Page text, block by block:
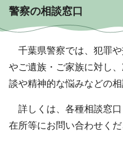
警察の相談窓口
千葉県警察では、犯罪
やご遺族・ご家族に対し
談や精神的な悩みなどの相
詳しくは、各種相談窓
在所等にお問い合わせくだ